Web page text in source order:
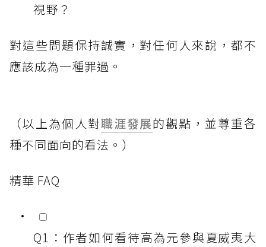
視野？
對這些問題保持誠實，對任何人來說，都不
應該成為一種罪過。
（以上為個人對職涯發展的觀點，並尊重各
種不同面向的看法。）
精華 FAQ
Q1：作者如何看待高為元參與夏威夷大